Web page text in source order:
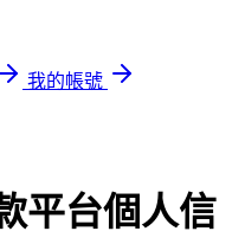
我的帳號
平台個人信